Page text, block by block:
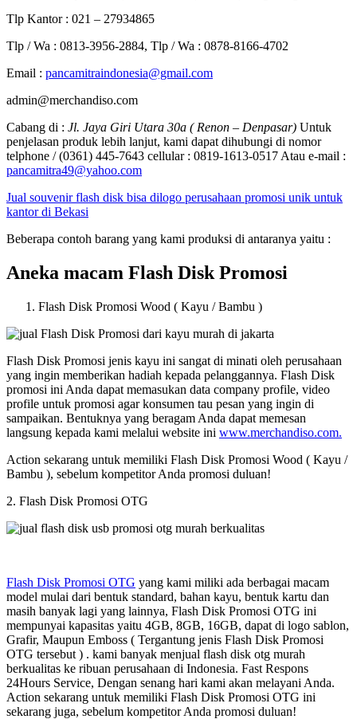
Tlp Kantor : 021 – 27934865
Tlp / Wa : 0813-3956-2884, Tlp / Wa : 0878-8166-4702
Email : pancamitraindonesia@gmail.com
admin@merchandiso.com
Cabang di : Jl. Jaya Giri Utara 30a ( Renon – Denpasar) Untuk
penjelasan produk lebih lanjut, kami dapat dihubungi di nomor
telphone / (0361) 445-7643 cellular : 0819-1613-0517 Atau e-mail :
pancamitra49@yahoo.com
Jual souvenir flash disk bisa dilogo perusahaan promosi unik untuk
kantor di Bekasi
Beberapa contoh barang yang kami produksi di antaranya yaitu :
Aneka macam Flash Disk Promosi
Flash Disk Promosi Wood ( Kayu / Bambu )
Flash Disk Promosi jenis kayu ini sangat di minati oleh perusahaan
yang ingin memberikan hadiah kepada pelanggannya. Flash Disk
promosi ini Anda dapat memasukan data company profile, video
profile untuk promosi agar konsumen tau pesan yang ingin di
sampaikan. Bentuknya yang beragam Anda dapat memesan
langsung kepada kami melalui website ini www.merchandiso.com.
Action sekarang untuk memiliki Flash Disk Promosi Wood ( Kayu /
Bambu ), sebelum kompetitor Anda promosi duluan!
2. Flash Disk Promosi OTG
Flash Disk Promosi OTG yang kami miliki ada berbagai macam
model mulai dari bentuk standard, bahan kayu, bentuk kartu dan
masih banyak lagi yang lainnya, Flash Disk Promosi OTG ini
mempunyai kapasitas yaitu 4GB, 8GB, 16GB, dapat di logo sablon,
Grafir, Maupun Emboss ( Tergantung jenis Flash Disk Promosi
OTG tersebut ) . kami banyak menjual flash disk otg murah
berkualitas ke ribuan perusahaan di Indonesia. Fast Respons
24Hours Service, Dengan senang hari kami akan melayani Anda.
Action sekarang untuk memiliki Flash Disk Promosi OTG ini
sekarang juga, sebelum kompetitor Anda promosi duluan!